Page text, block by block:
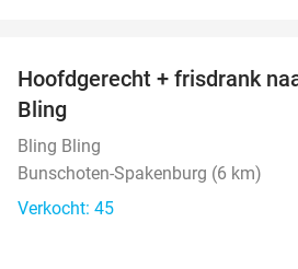
Hoofdgerecht + frisdrank
Bling
Bling Bling
Bunschoten-Spakenburg (6 km)
Verkocht: 45